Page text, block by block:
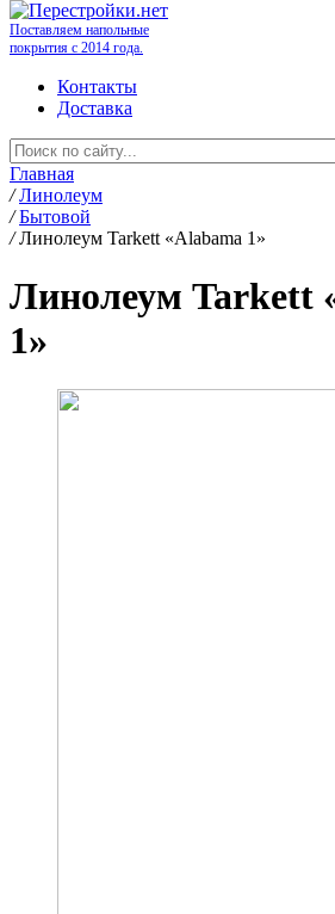
Поставляем напольные
покрытия с 2014 года.
Контакты
Доставка
Главная
/ Линолеум
/ Бытовой
/ Линолеум Tarkett «Alabama 1»
Линолеум Tarkett
1»